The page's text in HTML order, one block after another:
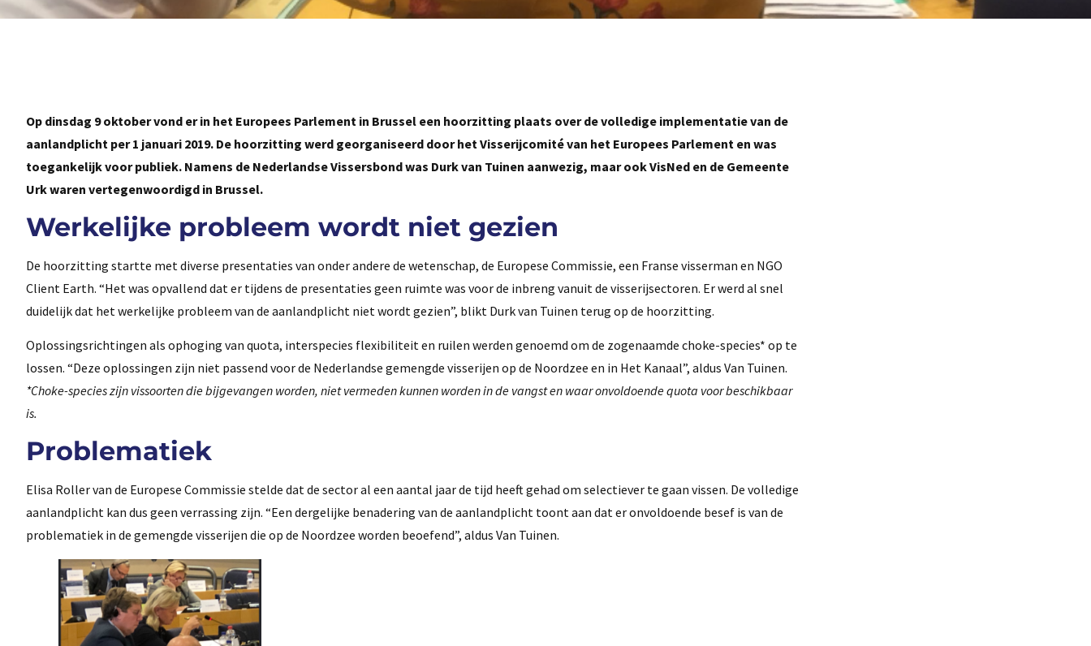
Op dinsdag 9 oktober vond er in het Europees Parlement in Brussel een hoorzitting plaats over de volledige implementatie van de
aanlandplicht per 1 januari 2019. De hoorzitting werd georganiseerd door het Visserijcomité van het Europees Parlement en was
toegankelijk voor publiek. Namens de Nederlandse Vissersbond was Durk van Tuinen aanwezig, maar ook VisNed en de Gemeente
Urk waren vertegenwoordigd in Brussel.
Werkelijke probleem wordt niet gezien
De hoorzitting startte met diverse presentaties van onder andere de wetenschap, de Europese Commissie, een Franse visserman en NGO
Client Earth. “Het was opvallend dat er tijdens de presentaties geen ruimte was voor de inbreng vanuit de visserijsectoren. Er werd al snel
duidelijk dat het werkelijke probleem van de aanlandplicht niet wordt gezien”, blikt Durk van Tuinen terug op de hoorzitting.
Oplossingsrichtingen als ophoging van quota, interspecies flexibiliteit en ruilen werden genoemd om de zogenaamde choke-species* op te
lossen. “Deze oplossingen zijn niet passend voor de Nederlandse gemengde visserijen op de Noordzee en in Het Kanaal”, aldus Van Tuinen.
*Choke-species zijn vissoorten die bijgevangen worden, niet vermeden kunnen worden in de vangst en waar onvoldoende quota voor beschikbaar
is.
Problematiek
Elisa Roller van de Europese Commissie stelde dat de sector al een aantal jaar de tijd heeft gehad om selectiever te gaan vissen. De volledige
aanlandplicht kan dus geen verrassing zijn. “Een dergelijke benadering van de aanlandplicht toont aan dat er onvoldoende besef is van de
problematiek in de gemengde visserijen die op de Noordzee worden beoefend”, aldus Van Tuinen.